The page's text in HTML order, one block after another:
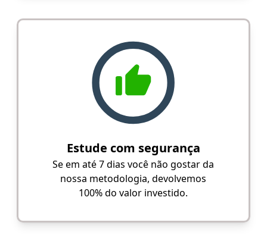
Estude com segurança
Se em até 7 dias você não gostar da
nossa metodologia, devolvemos
100% do valor investido.